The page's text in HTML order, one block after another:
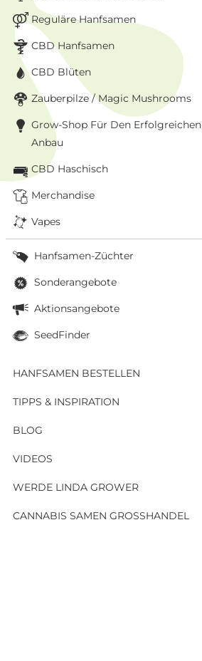
Reguläre Hanfsamen
CBD Hanfsamen
CBD Blüten
Zauberpilze / Magic Mushrooms
Grow-Shop Für Den Erfolgreichen
Anbau
CBD Haschisch
Merchandise
Vapes
Hanfsamen-Züchter
Sonderangebote
Aktionsangebote
SeedFinder
HANFSAMEN BESTELLEN
TIPPS & INSPIRATION
BLOG
VIDEOS
WERDE LINDA GROWER
CANNABIS SAMEN GROSSHANDEL